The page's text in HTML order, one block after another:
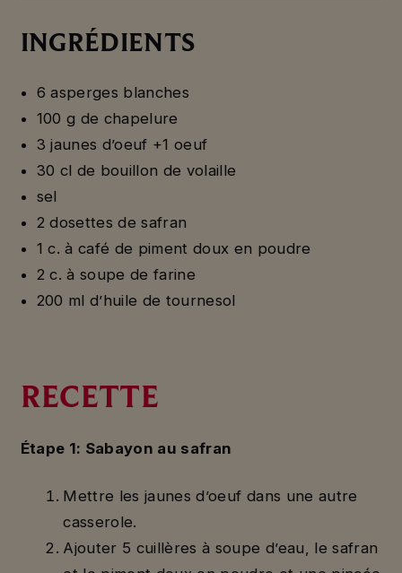
INGRÉDIENTS
6 asperges blanches
100 g de chapelure
3 jaunes d’oeuf +1 oeuf
30 cl de bouillon de volaille
sel
2 dosettes de safran
1 c. à café de piment doux en poudre
2 c. à soupe de farine
200 ml d’huile de tournesol
RECETTE
Étape 1: Sabayon au safran
Mettre les jaunes d’oeuf dans une autre
casserole.
Ajouter 5 cuillères à soupe d’eau, le safran